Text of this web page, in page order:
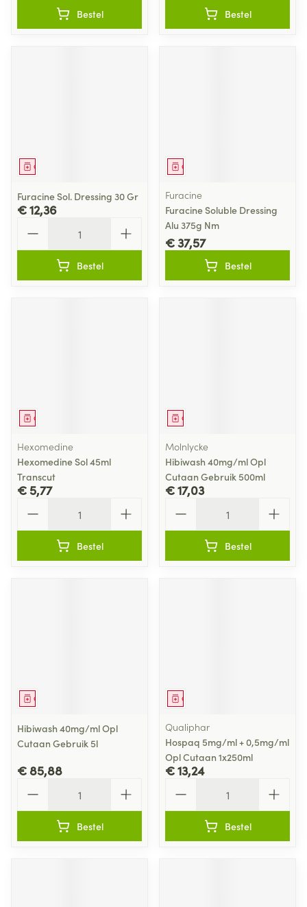
Bestel Bestel
Geneesmiddel
Furacine Sol. Dressing 30 Gr
€ 12,36
Bestel
Geneesmiddel
Furacine
Furacine Soluble Dressing
Alu 375g Nm
€ 37,57
Bestel
Geneesmiddel
Hexomedine
Hexomedine Sol 45ml
Transcut
€ 5,77
Bestel
Geneesmiddel
Molnlycke
Hibiwash 40mg/ml Opl
Cutaan Gebruik 500ml
€ 17,03
Bestel
Geneesmiddel
Hibiwash 40mg/ml Opl
Cutaan Gebruik 5l
€ 85,88
Bestel
Geneesmiddel
Qualiphar
Hospaq 5mg/ml + 0,5mg/ml
Opl Cutaan 1x250ml
€ 13,24
Bestel